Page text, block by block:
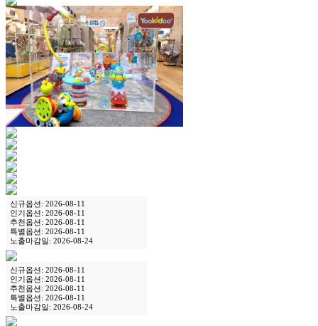
신규옵션: 2026-08-11
인기옵션: 2026-08-11
추천옵션: 2026-08-11
특별옵션: 2026-08-11
노출마감일: 2026-08-24
신규옵션: 2026-08-11
인기옵션: 2026-08-11
추천옵션: 2026-08-11
특별옵션: 2026-08-11
노출마감일: 2026-08-24